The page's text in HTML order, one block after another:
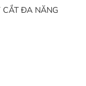
ĐA NĂNG